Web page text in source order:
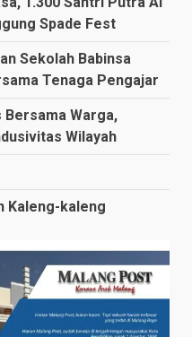
Spade Fest
Sekolah Babinsa
Tenaga Pengajar
Bersama Warga,
Wilayah
Kaleng-kaleng